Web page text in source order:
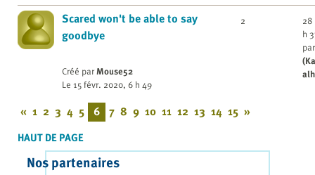
Scared won't be able to say
goodbye
Créé parMouse52
Le 15 févr. 2020, 6 h 49
2
28
h
« 1 2 3 4 5 6 7 8 9 10 11 12 13 14 15 »
HAUT DE PAGE
Nos partenaires